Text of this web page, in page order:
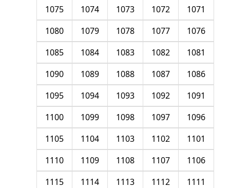
1071
1072
1073
1074
1075
1076
1077
1078
1079
1080
1081
1082
1083
1084
1085
1086
1087
1088
1089
1090
1091
1092
1093
1094
1095
1096
1097
1098
1099
1100
1101
1102
1103
1104
1105
1106
1107
1108
1109
1110
1111
1112
1113
1114
1115